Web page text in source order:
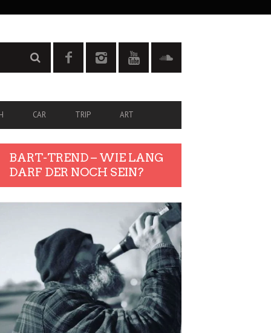
CAR TRIP ART
BART-TREND – WIE LANG
DARF DER NOCH SEIN?